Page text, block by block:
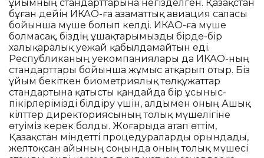
ұйымның стандарттарына негізделген. Қазақстан
бұған дейін ИКАО-ға азаматтық авиация саласы
бойынша мүше болып келді. ИКАО-ға мүше
болмасақ, біздің ұшақтарымызды бірде-бір
халықаралық әуежай қабылдамайтын еді.
Республиканың әуекомпаниялары да ИКАО-ның
стандарттары бойынша жұмыс атқарып отыр. Біз
ұйым бекіткен биометриялық төлқұжаттар
стандартына қатысты қандайда бір ұсыныс-
пікірлерімізді білдіру үшін, алдымен оның Ашық
кілттер директориясының толық мүшелігіне
өтуіміз керек болды. Жоғарыда атап өттім,
Қазақстан міндетті процедураларды орындады,
желтоқсан айының соңында оның толық мүшесі